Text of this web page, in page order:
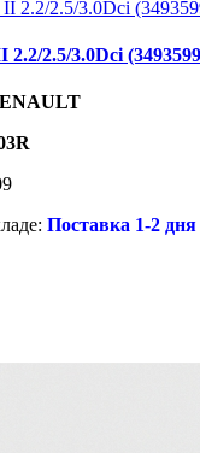
2.5/3.0Dci
Поставка 1-2 дня